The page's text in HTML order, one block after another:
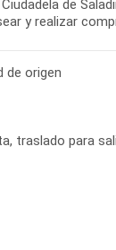
de
y realizar
de origen
traslado para